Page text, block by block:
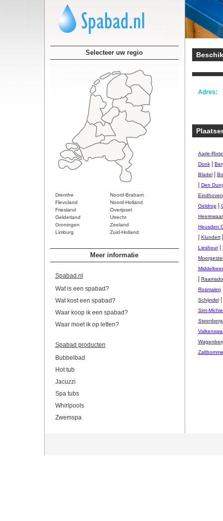
Selecteer uw regio
Drenthe
Noord-Brabant
Flevoland
Noord-Holland
Friesland
Overijssel
Gelderland
Utrecht
Groningen
Zeeland
Limburg
Zuid-Holland
Meer informatie
Spabad.nl
Wat is een spabad?
Wat kost een spabad?
Waar koop ik een spabad?
Waar moet ik op letten?
Spabad producten
Bubbelbad
Hot tub
Jacuzzi
Spa tubs
Whirlpools
Zwemspa
Adres:
Aarle-
Donk|
Bladel|
Den
Eindhoven
Geldrop|
Heusden
Klundert
Lieshout|
Moergestel
Rosmalen
Schijndel|
Sint-